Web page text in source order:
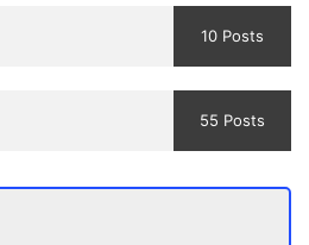
10 Posts
55 Posts